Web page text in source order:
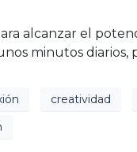
alcanzar el
minutos
creatividad